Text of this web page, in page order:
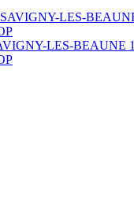
LES-BEAUNE